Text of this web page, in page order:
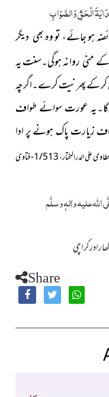
الْحَقِّ وَالصَّوَابِ
ہو جائے، تو وہبھی دیگر
منی روانہہوگی۔سنت یہ
کے پھر نیت کرے۔اگرچہ
عورت سوائے طواف
زیارت پاک ہونے پر ادا
فتاویٰ
علیہ واٰلہٖ وسلَّم
کراچی
Share